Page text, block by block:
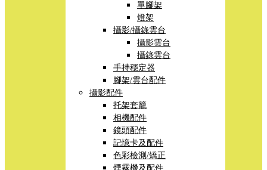
單腳架
燈架
攝影/攝錄雲台
攝影雲台
攝錄雲台
手持穩定器
腳架/雲台配件
攝影配件
托架套籠
相機配件
鏡頭配件
記憶卡及配件
色彩檢測/矯正
煙霧機及配件